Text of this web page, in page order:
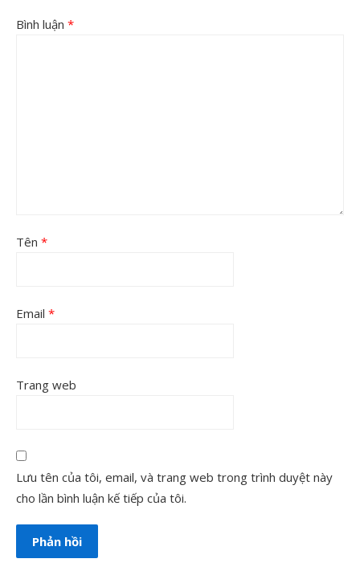
Bình luận *
Tên *
Email *
Trang web
Lưu tên của tôi, email, và trang web trong trình duyệt này
cho lần bình luận kế tiếp của tôi.